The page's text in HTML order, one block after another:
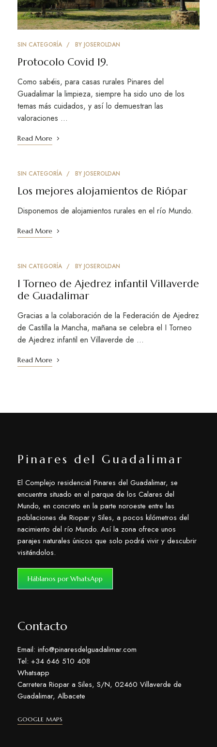
SIN CATEGORÍA BY JOSEROLDAN
Protocolo Covid 19.
Como sabéis, para casas rurales Pinares del
Guadalimar la limpieza, siempre ha sido uno de los
temas más cuidados, y así lo demuestran las
valoraciones …
Read More
SIN CATEGORÍA BY JOSEROLDAN
Los mejores alojamientos de Riópar
Disponemos de alojamientos rurales en el río Mundo.
Read More
SIN CATEGORÍA BY JOSEROLDAN
I Torneo de Ajedrez infantil Villaverde
de Guadalimar
Gracias a la colaboración de la Federación de Ajedrez
de Castilla la Mancha, mañana se celebra el I Torneo
de Ajedrez infantil en Villaverde de …
Read More
Pinares del Guadalimar
El Complejo residencial Pinares del Guadalimar, se
encuentra situado en el parque de los Calares del
Mundo, en concreto en la parte noroeste entre las
poblaciones de Riopar y Siles, a pocos kilómetros del
nacimiento del río Mundo. Así la zona ofrece unos
parajes naturales únicos que solo podrá vivir y descubrir
visitándolos.
Háblanos por WhatsApp
Contacto
Email: info@pinaresdelguadalimar.com
Tel: +34 646 510 408
Whatsapp
Carretera Riopar a Siles, S/N, 02460 Villaverde de
Guadalimar, Albacete
GOOGLE MAPS